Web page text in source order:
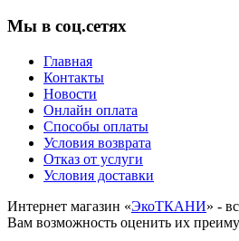
Мы в соц.сетях
Главная
Контакты
Новости
Онлайн оплата
Способы оплаты
Условия возврата
Отказ от услуги
Условия доставки
Интернет магазин «ЭкоТКАНИ» -
Вам возможность оценить их